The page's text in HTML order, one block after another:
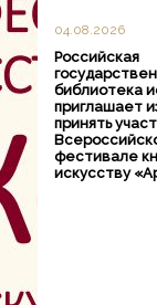
04.08.2026
Российская
библиотека
приглашает
принять
фестивале
искусству